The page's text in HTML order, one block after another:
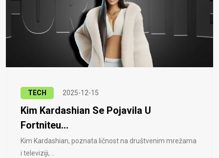
TECH 2025-12-15
Kim Kardashian Se Pojavila U
Fortniteu...
Kim Kardashian, poznata ličnost na društvenim mrežama
i televiziji, ..